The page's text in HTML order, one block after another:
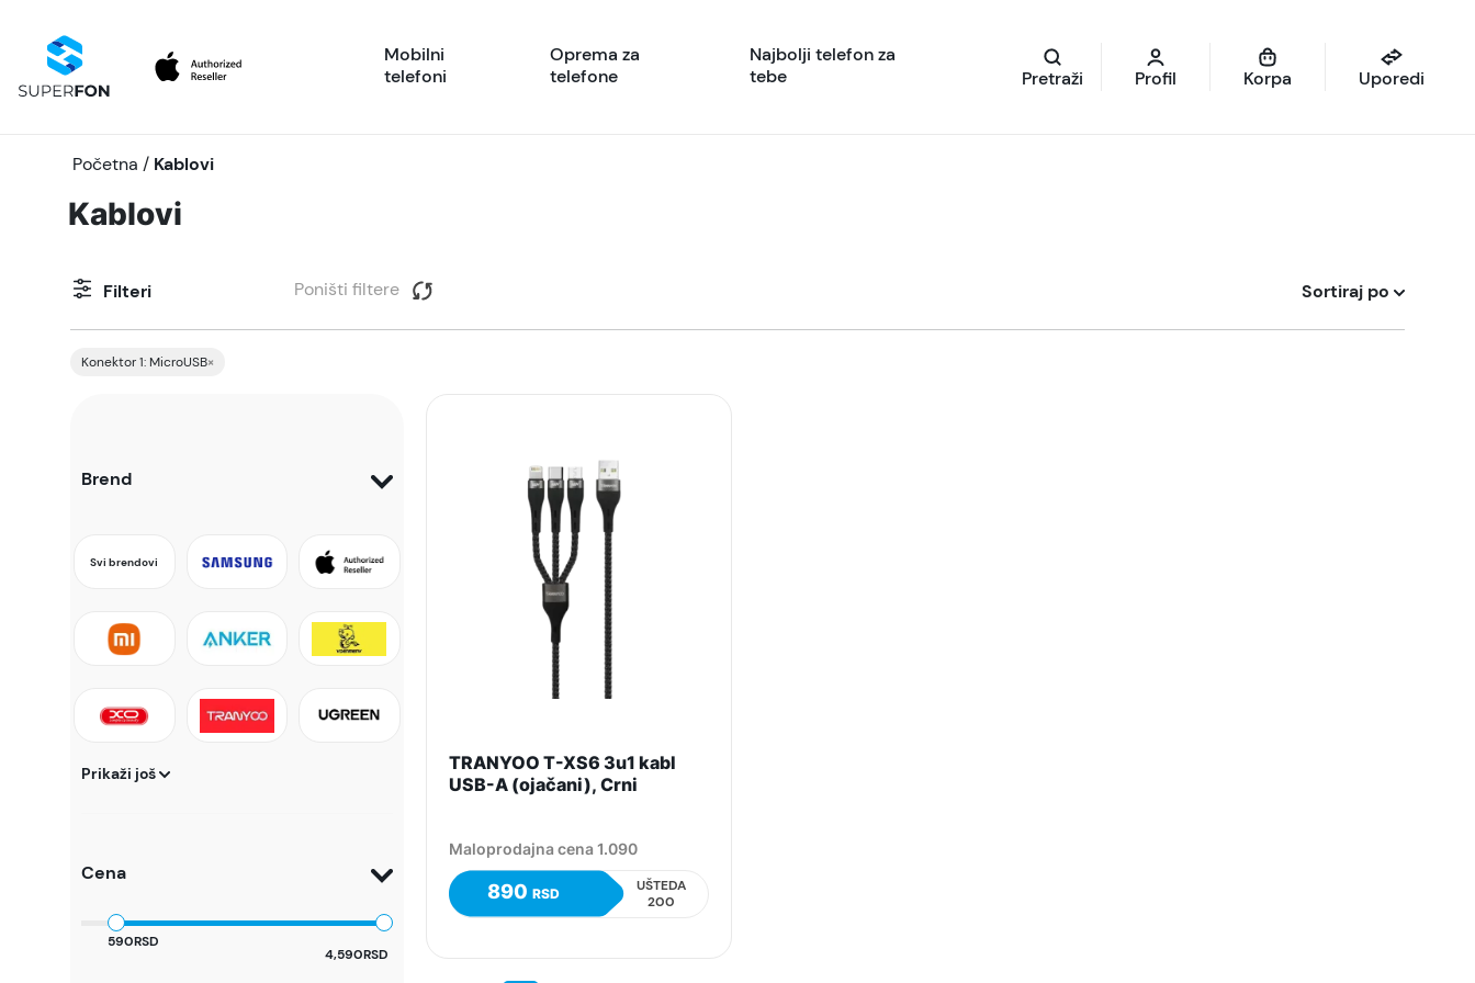
Mobilni
telefoni
Oprema za
telefone
Najbolji telefon za
tebe
Pretraži Profil Korpa Uporedi
Početna / Kablovi
Kablovi
Filteri Poništi filtere Sortiraj po
Konektor 1: MicroUSB×
Brend
Svi brendovi
Prikaži još
Cena
590RSD
4,590RSD
TRANYOO T-XS6 3u1 kabl
USB-A (ojačani), Crni
Maloprodajna cena 1.090
890 RSD
UŠTEDA
200